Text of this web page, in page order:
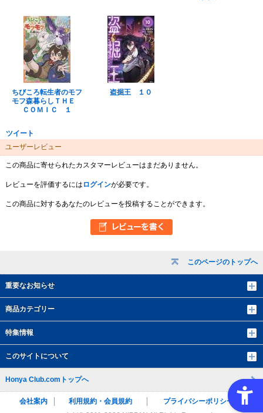
このページのトップへ
重要なお知らせ
商品カテゴリー
特集情報
このサイトについて
ちびころ転生者のモフ
モフ森暮らしＴＨＥ
ＣＯＭＩＣ １
盗掘王 １０
ツイート
ユーザーレビュー
この商品に寄せられたカスタマーレビューはまだありません。
レビューを評価するには ログインが必要です。
この商品に対するあなたのレビューを投稿することができます。
Honya Club.comトップへ
会社案内 利用規約・会員規約
プライバシーポリシー